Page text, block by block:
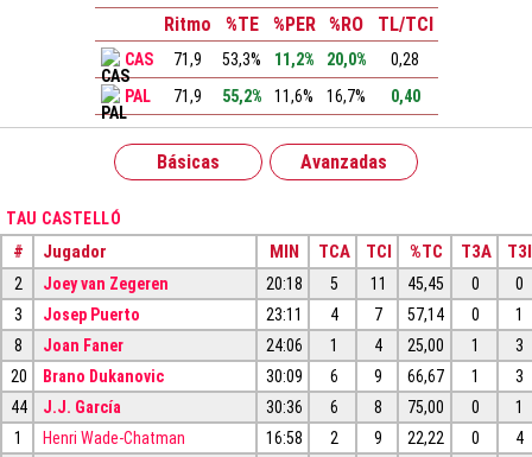
Ritmo
%TE %PER %RO TL/TCI
CAS 71,9 53,3% 11,2% 20,0%
0,28
PAL
71,9 55,2% 11,6% 16,7% 0,40
Básicas Avanzadas
TAU CASTELLÓ
# Jugador MIN TCA TCI %TC T3A T3I
2 Joey van Zegeren 20:18 5 11 45,45 0
0
3
Josep Puerto 23:11 4 7 57,14 0
1
8
Joan Faner 24:06 1 4 25,00 1
3
20
Brano Dukanovic 30:09 6 9 66,67 1
3
44
J.J. García 30:36 6 8 75,00 0
1
1
Henri Wade-Chatman 16:58 2 9 22,22 0
4